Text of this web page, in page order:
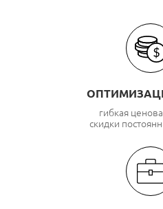
гибкая
скидки